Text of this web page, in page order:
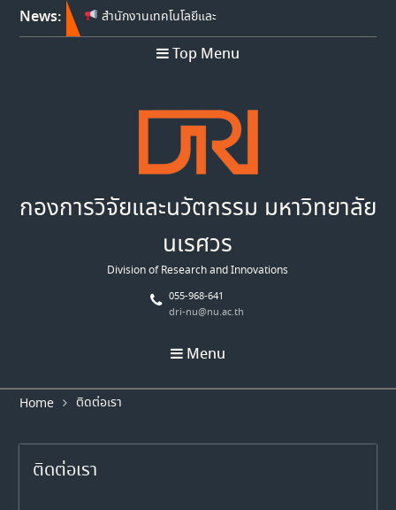
News:
ปีงบประมาณ พ.ศ. 2570
นวัตกรรมด้านชีววิทยาศาสตร์
(องค์การมหาชน) เปิดรับข้อ
Franco-Thai Young Talent
Research Fellowship
Program 2027
Top Menu
กองการวิจัยและนวัตกรรม มหาวิทยาลัย
นเรศวร
Division of Research and Innovations
055-968-641
dri-nu@nu.ac.th
Menu
Home ติดต่อเรา
ติดต่อเรา